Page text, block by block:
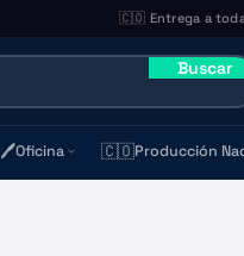
🇨🇴 Entrega a
Buscar
🖊️Oficina 🇨🇴Producción